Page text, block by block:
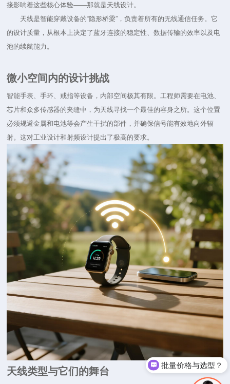
接影响着这些核心体验——那就是天线设计。
天线是智能穿戴设备的“隐形桥梁”，负责着所有的无线通信任务。它
的设计质量，从根本上决定了蓝牙连接的稳定性、数据传输的效率以及电
池的续航能力。
微小空间内的设计挑战
智能手表、手环、戒指等设备，内部空间极其有限。工程师需要在电池、
芯片和众多传感器的夹缝中，为天线寻找一个最佳的容身之所。这个位置
必须规避金属和电池等会产生干扰的部件，并确保信号能有效地向外辐
射。这对工业设计和射频设计提出了极高的要求。
天线类型与它们的舞台
批量价格与选型？